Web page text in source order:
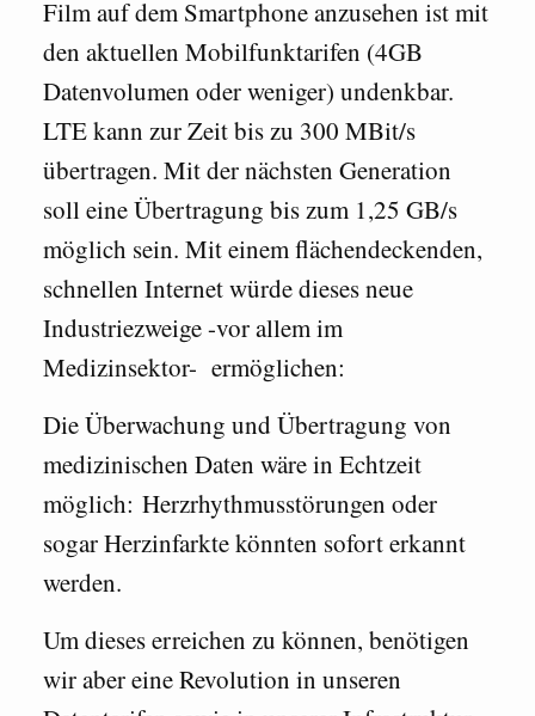
Film auf dem Smartphone anzusehen ist mit
den aktuellen Mobilfunktarifen (4GB
Datenvolumen oder weniger) undenkbar.
LTE kann zur Zeit bis zu 300 MBit/s
übertragen. Mit der nächsten Generation
soll eine Übertragung bis zum 1,25 GB/s
möglich sein. Mit einem flächendeckenden,
schnellen Internet würde dieses neue
Industriezweige -vor allem im
Medizinsektor- ermöglichen:
Die Überwachung und Übertragung von
medizinischen Daten wäre in Echtzeit
möglich: Herzrhythmusstörungen oder
sogar Herzinfarkte könnten sofort erkannt
werden.
Um dieses erreichen zu können, benötigen
wir aber eine Revolution in unseren